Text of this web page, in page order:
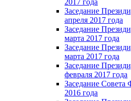
Заседание
апреля 2017 года
Заседание
марта 2017 года
Заседание
марта 2017 года
Заседание
февраля 2017 года
Заседание
2016 года